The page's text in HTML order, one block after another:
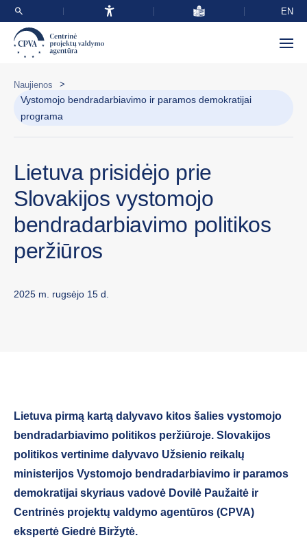
EN
Naujienos >
Vystomojo bendradarbiavimo ir paramos demokratijai
programa
Lietuva prisidėjo prie
Slovakijos vystomojo
bendradarbiavimo politikos
peržiūros
2025 m. rugsėjo 15 d.
Lietuva pirmą kartą dalyvavo kitos šalies vystomojo
bendradarbiavimo politikos peržiūroje. Slovakijos
politikos vertinime dalyvavo Užsienio reikalų
ministerijos Vystomojo bendradarbiavimo ir paramos
demokratijai skyriaus vadovė Dovilė Paužaitė ir
Centrinės projektų valdymo agentūros (CPVA)
ekspertė Giedrė Biržytė.